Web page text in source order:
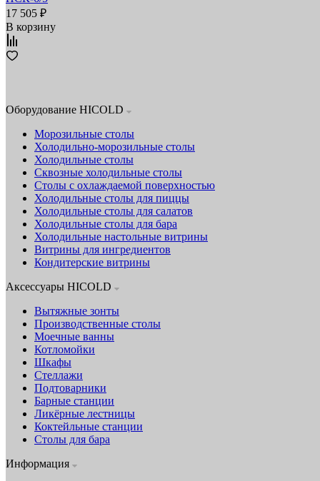
17 505 ₽
В корзину
Оборудование HICOLD
Морозильные столы
Холодильно-морозильные столы
Холодильные столы
Сквозные холодильные столы
Столы с охлаждаемой поверхностью
Холодильные столы для пиццы
Холодильные столы для салатов
Холодильные столы для бара
Холодильные настольные витрины
Витрины для ингредиентов
Кондитерские витрины
Аксессуары HICOLD
Вытяжные зонты
Производственные столы
Моечные ванны
Котломойки
Шкафы
Стеллажи
Подтоварники
Барные станции
Ликёрные лестницы
Коктейльные станции
Столы для бара
Информация